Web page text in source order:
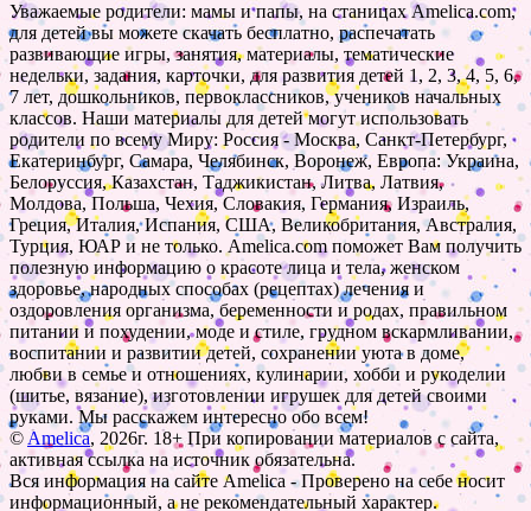
Уважаемые родители: мамы и папы, на станицах Amelica.com,
для детей вы можете скачать бесплатно, распечатать
развивающие игры, занятия, материалы, тематические
недельки, задания, карточки, для развития детей 1, 2, 3, 4, 5, 6,
7 лет, дошкольников, первоклассников, учеников начальных
классов. Наши материалы для детей могут использовать
родители по всему Миру: Россия - Москва, Санкт-Петербург,
Екатеринбург, Самара, Челябинск, Воронеж, Европа: Украина,
Белоруссия, Казахстан, Таджикистан, Литва, Латвия,
Молдова, Польша, Чехия, Словакия, Германия, Израиль,
Греция, Италия, Испания, США, Великобритания, Австралия,
Турция, ЮАР и не только. Amelica.com поможет Вам получить
полезную информацию о красоте лица и тела, женском
здоровье, народных способах (рецептах) лечения и
оздоровления организма, беременности и родах, правильном
питании и похудении, моде и стиле, грудном вскармливании,
воспитании и развитии детей, сохранении уюта в доме,
любви в семье и отношениях, кулинарии, хобби и рукоделии
(шитье, вязание), изготовлении игрушек для детей своими
руками. Мы расскажем интересно обо всем!
© Amelica, 2026г. 18+ При копировании материалов с сайта,
активная ссылка на источник обязательна.
Вся информация на сайте Amelica - Проверено на себе носит
информационный, а не рекомендательный характер.